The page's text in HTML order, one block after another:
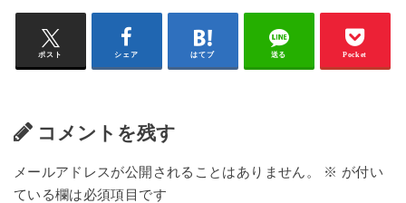
ポスト シェア はてブ 送る Pocket
コメントを残す
メールアドレスが公開されることはありません。 ※ が付い
ている欄は必須項目です